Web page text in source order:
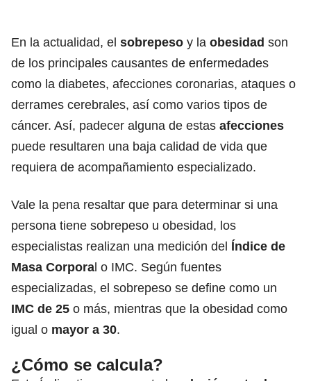
En la actualidad, el sobrepeso y la obesidad son
de los principales causantes de enfermedades
como la diabetes, afecciones coronarias, ataques o
derrames cerebrales, así como varios tipos de
cáncer. Así, padecer alguna de estas afecciones
puede resultaren una baja calidad de vida que
requiera de acompañamiento especializado.
Vale la pena resaltar que para determinar si una
persona tiene sobrepeso u obesidad, los
especialistas realizan una medición del Índice de
Masa Corporal o IMC. Según fuentes
especializadas, el sobrepeso se define como un
IMC de 25 o más, mientras que la obesidad como
igual o mayor a 30.
¿Cómo se calcula?